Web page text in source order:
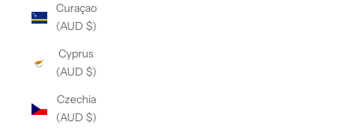
Curaçao
(AUD $)
Cyprus
(AUD $)
Czechia
(AUD $)